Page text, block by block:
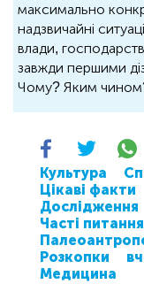
максимально
надзвичайні
влади,
завжди першими
Чому? Яким
Культура
Цікаві факти
Дослідження
Часті питання
Розкопки
Медицина